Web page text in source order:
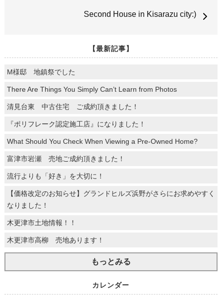
Second House in Kisarazu city:)
【最新記事】
M様邸 地鎮祭でした
There Are Things You Simply Can’t Learn from Photos
清見台東 中古住宅 ご成約頂きました！
『ポリフレーク認定施工店』になりました！
What Should You Check When Viewing a Pre-Owned Home?
富津市岩瀬 売地ご成約頂きました！
流行よりも「好き」を大切に！
【価格改定のお知らせ】グランドヒルズ浜野がさらにお求めやすく
なりました！
木更津市土地情報！！
木更津市高柳 売地あります！
もっとみる
カレンダー